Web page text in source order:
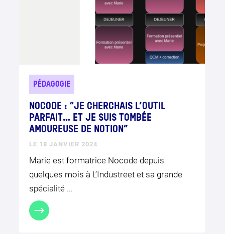
PÉDAGOGIE
NOCODE : “JE CHERCHAIS L’OUTIL
PARFAIT… ET JE SUIS TOMBÉE
AMOUREUSE DE NOTION”
LE 18 JANVIER 2024
Marie est formatrice Nocode depuis
quelques mois à L’Industreet et sa grande
spécialité ...